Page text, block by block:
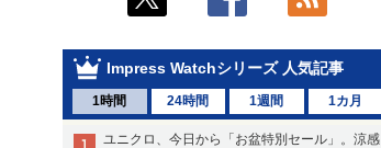
Impress Watchシリーズ 人気記事
1時間 24時間 1週間 1カ月
ユニクロ、今日から「お盆特別セール」。涼感